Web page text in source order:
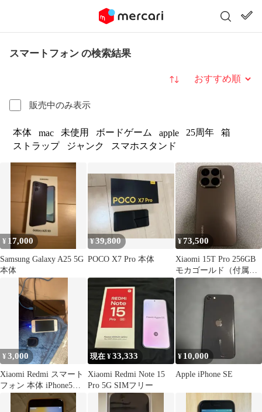
スマートフォン の検索結果
販売中のみ表示
並び替え
本体 mac 未使用 ボードゲーム apple 25周年
箱
ストラップ
ジャンク スマホスタンド
¥ 17,000
Samsung Galaxy A25 5G
本体
¥39,800
POCO X7 Pro 本体
¥73,500
Xiaomi 15T Pro 256GB
モカゴールド（付属品
なし）
¥3,000
Xiaomi Redmi スマート
フォン 本体 iPhone5本
現在 ¥33,333
Xiaomi Redmi Note 15
Pro 5G SIMフリー
¥ 10,000
Apple iPhone SE